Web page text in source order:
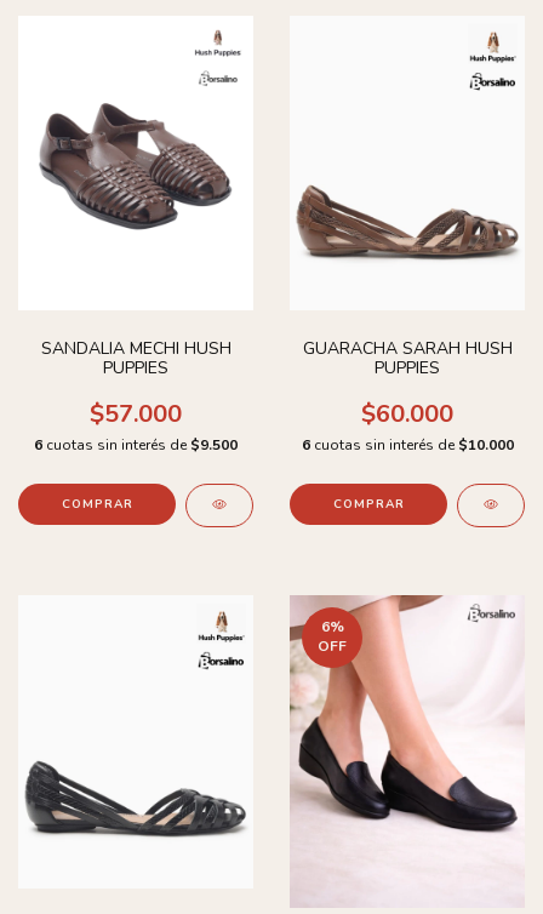
SANDALIA MECHI HUSH
PUPPIES
$57.000
6 cuotas sin interés de $9.500
COMPRAR
GUARACHA SARAH HUSH
PUPPIES
$60.000
6 cuotas sin interés de $10.000
COMPRAR
6%
OFF